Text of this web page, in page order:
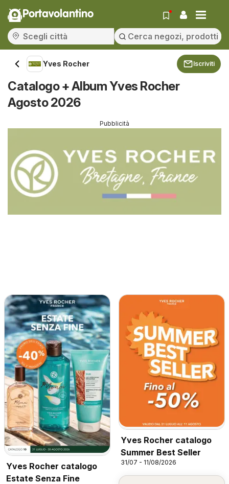
Portavolantino
Yves Rocher Iscriviti
Catalogo + Album Yves Rocher
Agosto 2026
Pubblicità
Yves Rocher catalogo
Estate Senza Fine
Yves Rocher catalogo
Summer Best Seller
31/07 - 11/08/2026